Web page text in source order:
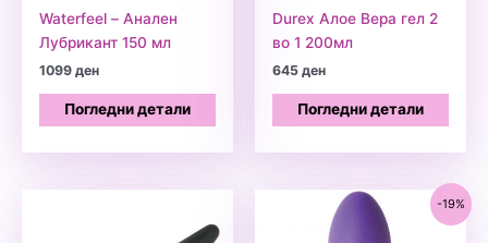
Waterfeel – Анален
Лубрикант 150 мл
1099ден
Погледни детали
Durex Алое Вера гел 2
во 1 200мл
645ден
Погледни детали
-19%